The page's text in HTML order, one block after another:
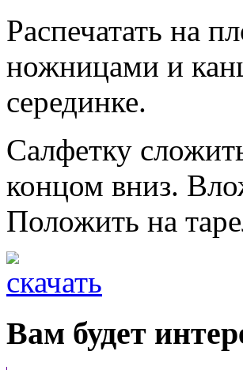
Распечатать на
ножницами и
серединке.
Салфетку
концом вниз.
Положить на
Вам будет